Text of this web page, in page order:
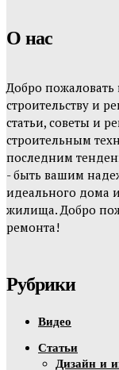
О нас
Добро
строительству и
статьи, советы и
строительным
последним
- быть вашим
идеального дома
жилища. Добро
ремонта!
Рубрики
Видео
Статьи
Дизайн и